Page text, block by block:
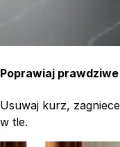
Poprawiaj
Usuwaj kurz,
w tle.